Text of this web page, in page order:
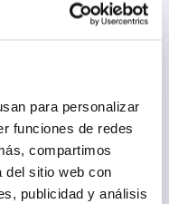
para personalizar
funciones de redes
compartimos
del sitio web con
publicidad y análisis
Okticket almacene y
arriba para